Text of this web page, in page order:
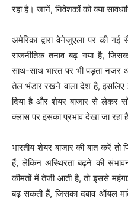
रहा है। जानें, निवेशकों को क्या
अमेरिका द्वारा वेनेजुएला पर की गई
राजनीतिक तनाव बढ़ गया है,
साथ-साथ भारत पर भी पड़ता नजर
तेल भंडार रखने वाला देश है,
दिया है और शेयर बाजार से लेकर
क्लास पर इसका प्रभाव देखा जा रहा
भारतीय शेयर बाजार की बात करें
हैं, लेकिन अस्थिरता बढ़ने की
कीमतों में तेजी आती है, तो इससे
बढ़ सकती हैं, जिसका दबाव ऑयल